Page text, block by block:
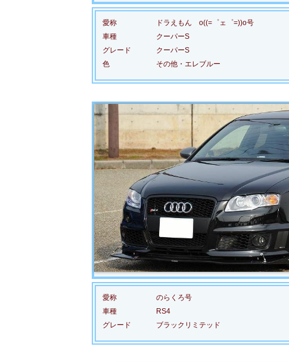
愛称
ドラえもん o((=゜ェ゜=))o号
車種
クーパーS
グレード
クーパーS
色
その他・エレブルー
愛称
のらくろ号
車種
RS4
グレード
ブラックリミテッド